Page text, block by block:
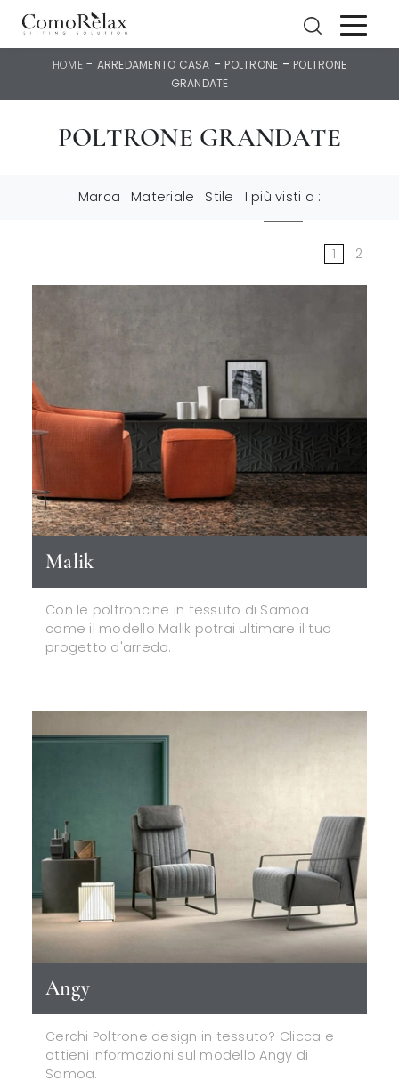
HOME- ARREDAMENTO CASA - POLTRONE - POLTRONE
GRANDATE
POLTRONE GRANDATE
Marca Materiale Stile I più visti a :
1 2
Malik
Con le poltroncine in tessuto di Samoa
come il modello Malik potrai ultimare il tuo
progetto d'arredo.
Angy
Cerchi Poltrone design in tessuto? Clicca e
ottieni informazioni sul modello Angy di
Samoa.